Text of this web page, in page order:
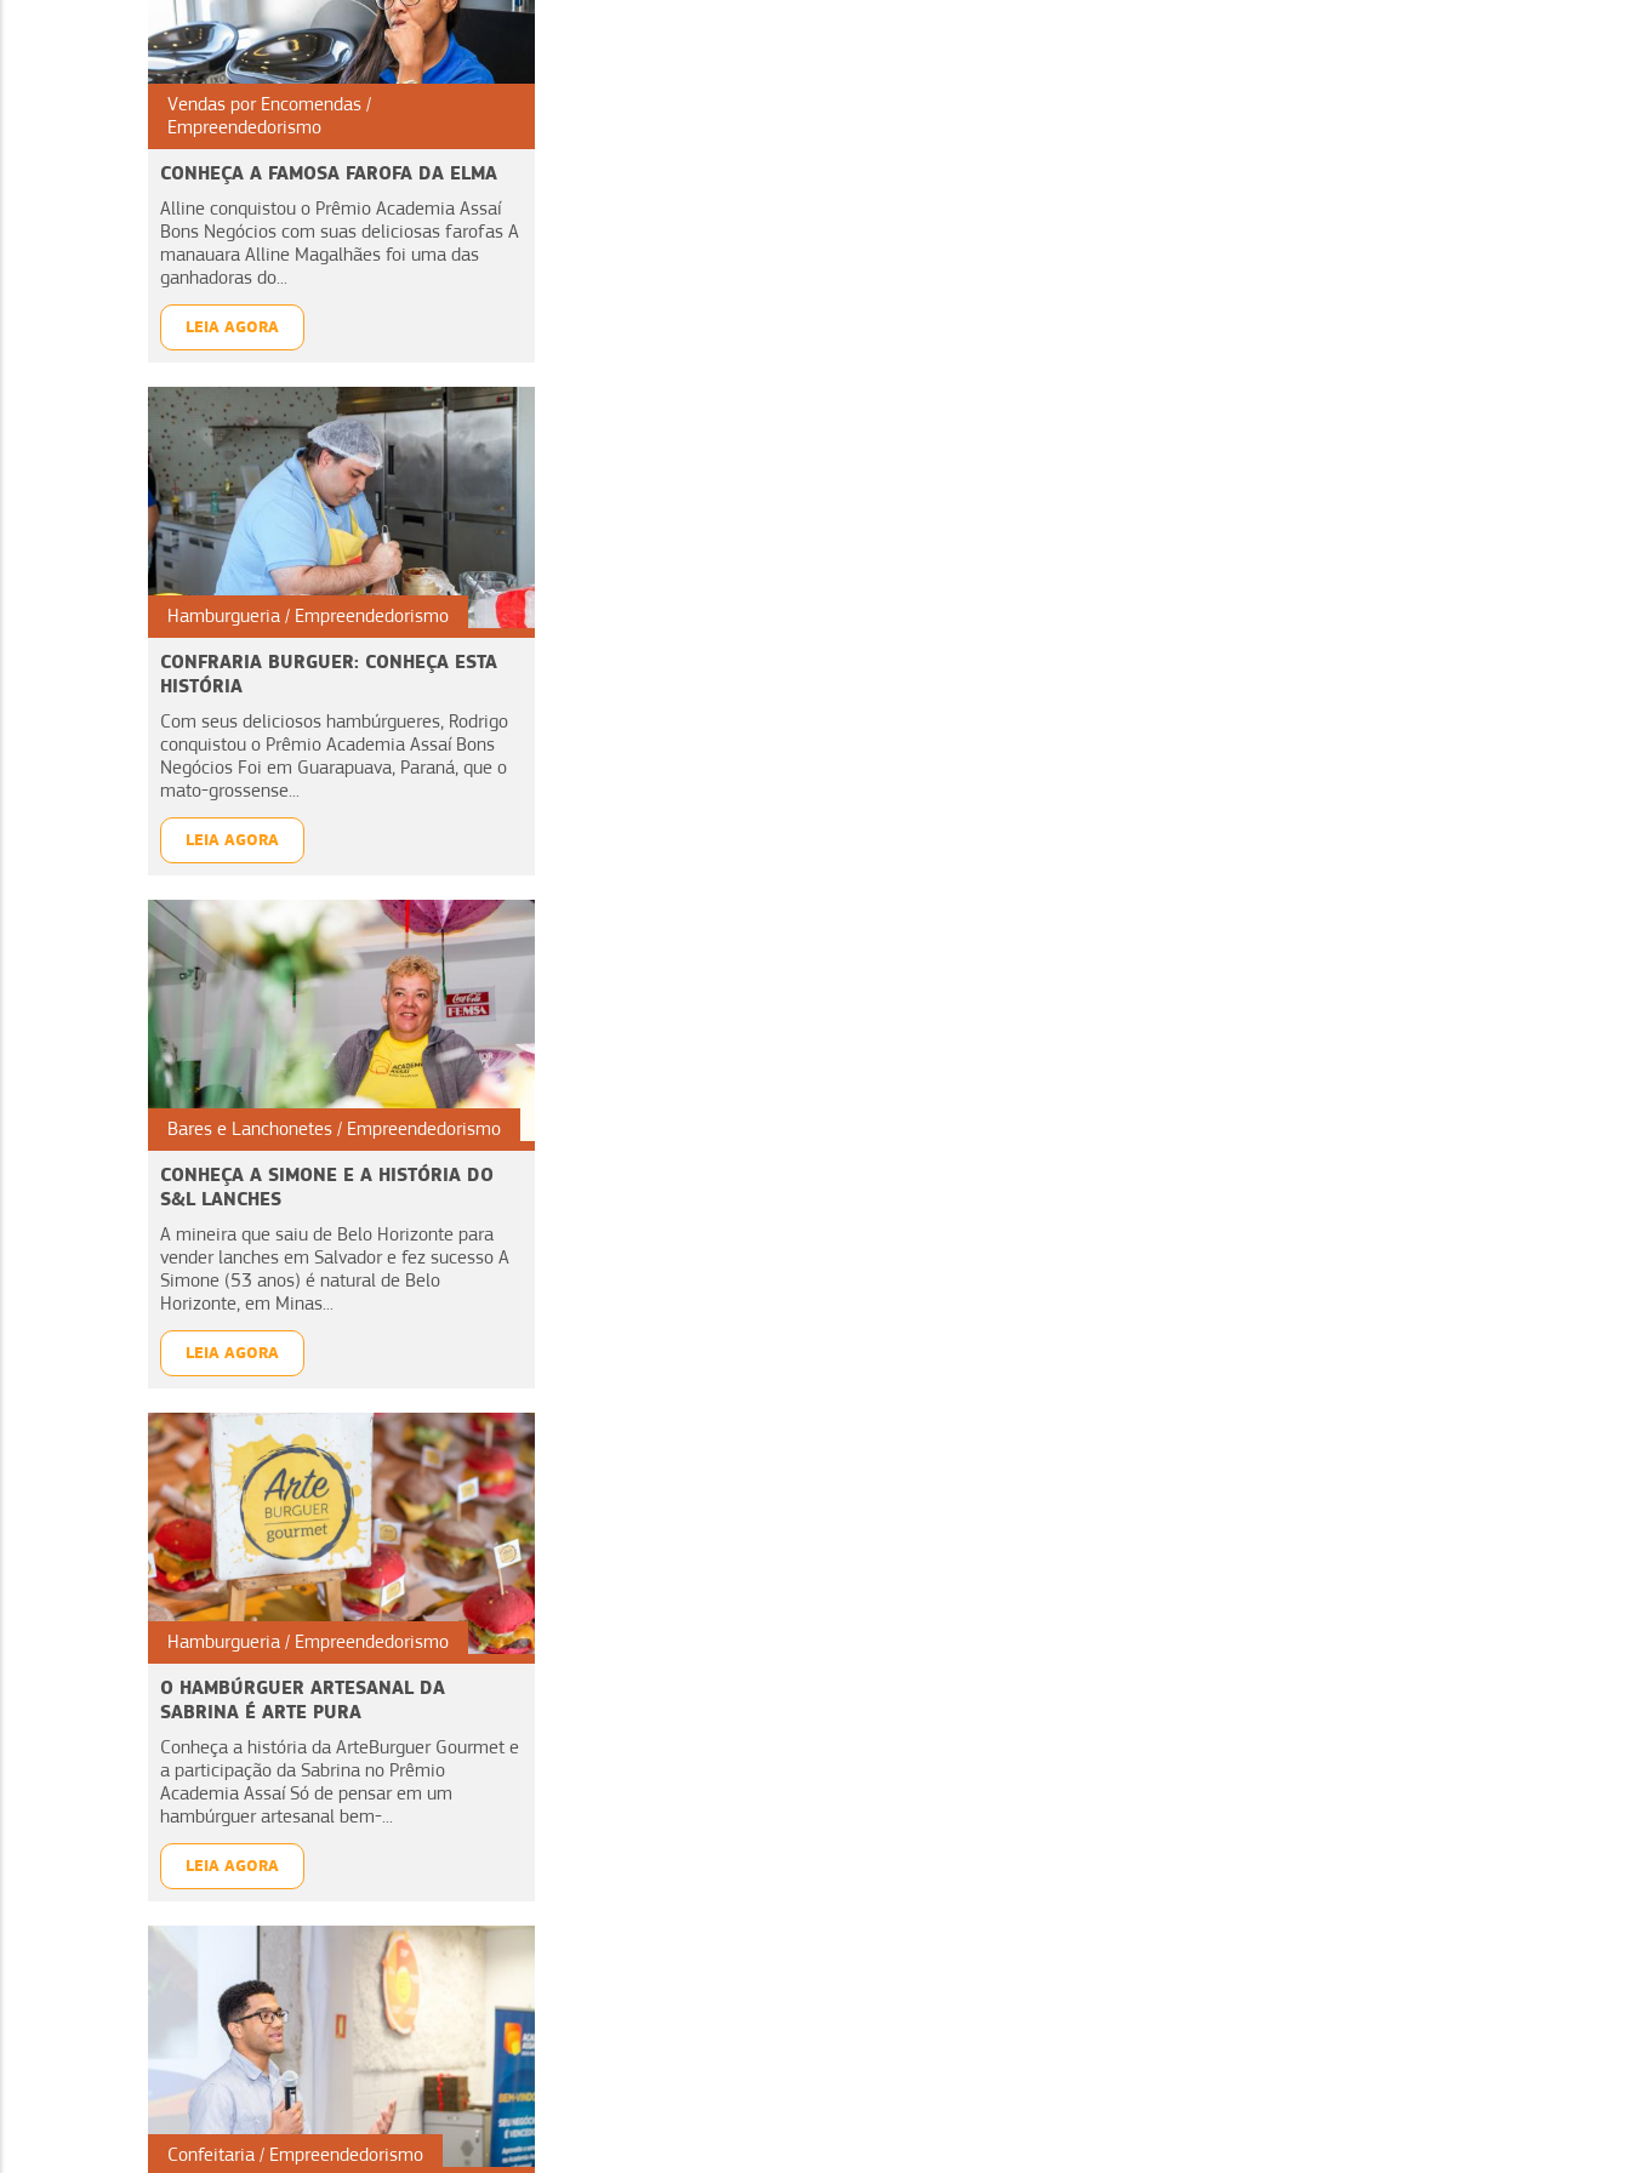
Vendas por Encomendas
Empreendedorismo
CONHEÇA A FAMOSA FAROFA DA ELMA
Alline conquistou o Prêmio Academia Assaí
Bons Negócios com suas deliciosas farofas A
manauara Alline Magalhães foi uma das
ganhadoras do...
LEIA AGORA
Hamburgueria Empreendedorismo
CONFRARIA BURGUER: CONHEÇA ESTA
HISTÓRIA
Com seus deliciosos hambúrgueres, Rodrigo
conquistou o Prêmio Academia Assaí Bons
Negócios Foi em Guarapuava, Paraná, que o
mato-grossense...
LEIA AGORA
Bares e Lanchonetes Empreendedorismo
CONHEÇA A SIMONE E A HISTÓRIA DO
S&L LANCHES
A mineira que saiu de Belo Horizonte para
vender lanches em Salvador e fez sucesso A
Simone (53 anos) é natural de Belo
Horizonte, em Minas...
LEIA AGORA
Hamburgueria Empreendedorismo
O HAMBÚRGUER ARTESANAL DA
SABRINA É ARTE PURA
Conheça a história da ArteBurguer Gourmet e
a participação da Sabrina no Prêmio
Academia Assaí Só de pensar em um
hambúrguer artesanal bem-...
LEIA AGORA
Confeitaria Empreendedorismo